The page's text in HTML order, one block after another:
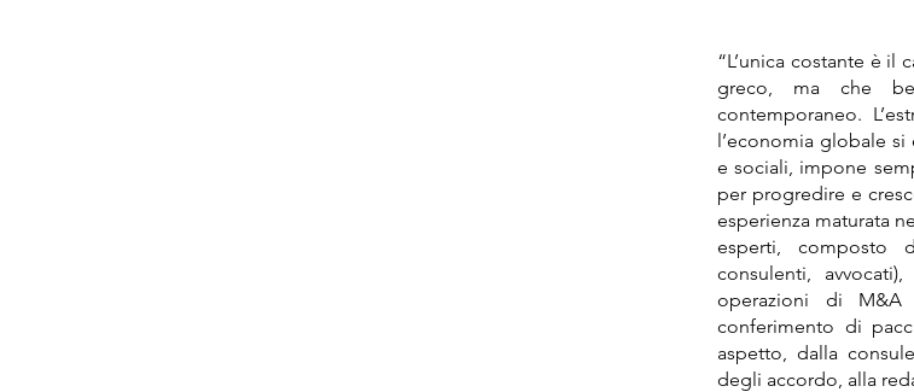
“L’unica costante è
greco, ma che
contemporaneo.
l’economia globale
e sociali, impone
per progredire e
esperienza maturata
esperti, composto
consulenti,
operazioni di M&A
conferimento di
aspetto, dalla
degli accordo, alla